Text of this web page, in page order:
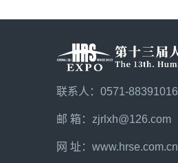
联系人：0571-88391016
邮 箱：zjrlxh@126.com
网 址： www.hrse.com.cn